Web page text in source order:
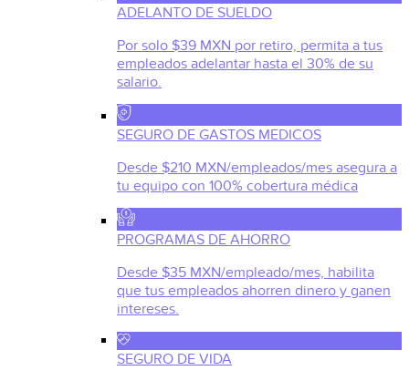
ADELANTO DE SUELDO
Por solo $39 MXN por retiro, permita a tus
empleados adelantar hasta el 30% de su
salario.
SEGURO DE GASTOS MEDICOS
Desde $210 MXN/empleados/mes asegura a
tu equipo con 100% cobertura médica
PROGRAMAS DE AHORRO
Desde $35 MXN/empleado/mes, habilita
que tus empleados ahorren dinero y ganen
intereses.
SEGURO DE VIDA